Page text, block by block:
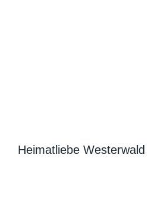
Heimatliebe Westerwald